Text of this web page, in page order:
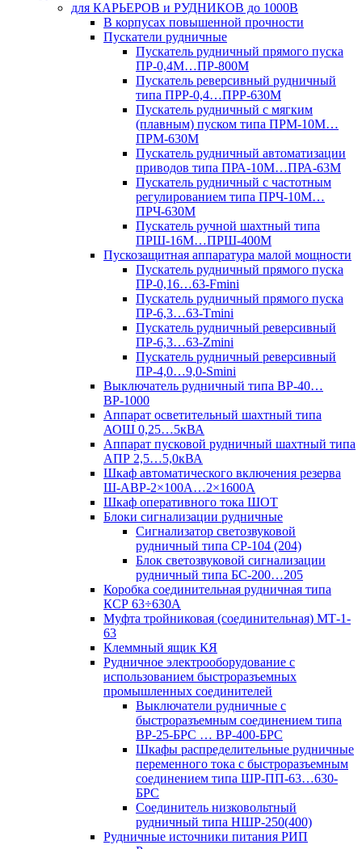
для КАРЬЕРОВ и РУДНИКОВ до 1000В
В корпусах повышенной прочности
Пускатели рудничные
Пускатель рудничный прямого пуска
ПР-0,4М…ПР-800М
Пускатель реверсивный рудничный
типа ПРР-0,4…ПРР-630М
Пускатель рудничный с мягким
(плавным) пуском типа ПРМ-10М…
ПРМ-630М
Пускатель рудничный автоматизации
приводов типа ПРА-10М…ПРА-63М
Пускатель рудничный с частотным
регулированием типа ПРЧ-10М…
ПРЧ-630М
Пускатель ручной шахтный типа
ПРШ-16М…ПРШ-400М
Пускозащитная аппаратура малой мощности
Пускатель рудничный прямого пуска
ПР-0,16…63-Fmini
Пускатель рудничный прямого пуска
ПР-6,3…63-Tmini
Пускатель рудничный реверсивный
ПР-6,3…63-Zmini
Пускатель рудничный реверсивный
ПР-4,0…9,0-Smini
Выключатель рудничный типа ВР-40…
ВР-1000
Аппарат осветительный шахтный типа
АОШ 0,25…5кВА
Аппарат пусковой рудничный шахтный типа
АПР 2,5…5,0кВА
Шкаф автоматического включения резерва
Ш-АВР-2×100А…2×1600А
Шкаф оперативного тока ШОТ
Блоки сигнализации рудничные
Сигнализатор светозвуковой
рудничный типа СР-104 (204)
Блок светозвуковой сигнализации
рудничный типа БС-200…205
Коробка соединительная рудничная типа
КСР 63÷630А
Муфта тройниковая (соединительная) МТ-1-
63
Клеммный ящик КЯ
Рудничное электрооборудование с
использованием быстроразъемных
промышленных соединителей
Выключатели рудничные с
быстроразъемным соединением типа
ВР-25-БРС … ВР-400-БРС
Шкафы распределительные рудничные
переменного тока с быстроразъемным
соединением типа ШР-ПП-63…630-
БРС
Соединитель низковольтный
рудничный типа НШР-250(400)
Рудничные источники питания РИП